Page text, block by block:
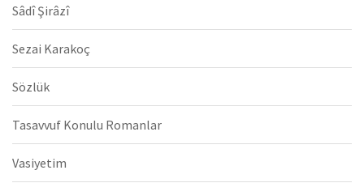
Sâdî Şirâzî
Sezai Karakoç
Sözlük
Tasavvuf Konulu Romanlar
Vasiyetim